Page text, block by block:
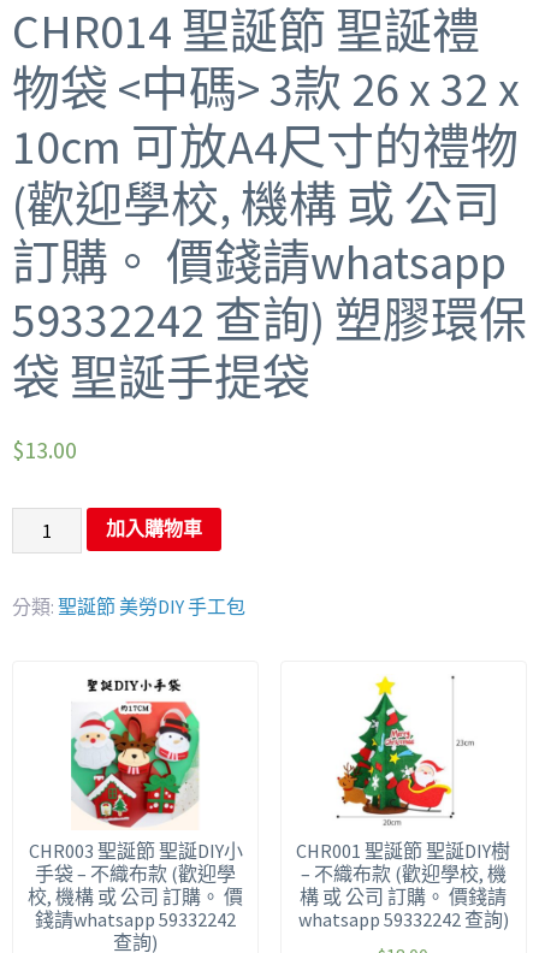
CHR014 聖誕節 聖誕禮
物袋 <中碼> 3款 26 x 32 x
10cm 可放A4尺寸的禮物
(歡迎學校, 機構 或 公司
訂購。 價錢請whatsapp
59332242 查詢) 塑膠環保
袋 聖誕手提袋
$13.00
加入購物車
分類: 聖誕節 美勞DIY 手工包
CHR003 聖誕節 聖誕DIY小
手袋 – 不織布款 (歡迎學
校, 機構 或 公司 訂購。 價
錢請whatsapp 59332242
查詢)
CHR001 聖誕節 聖誕DIY樹
– 不織布款 (歡迎學校, 機
構 或 公司 訂購。 價錢請
whatsapp 59332242 查詢)